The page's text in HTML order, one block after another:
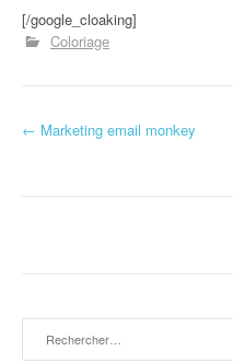
[/google_cloaking]
Coloriage
Navigation d'article
← Marketing email monkey